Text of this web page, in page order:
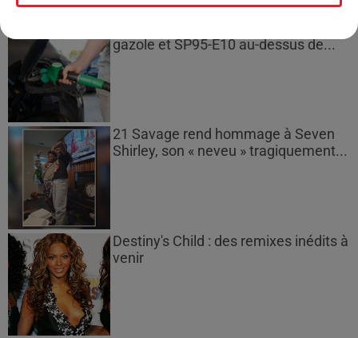
gazole et SP95-E10 au-dessus de...
21 Savage rend hommage à Seven
Shirley, son « neveu » tragiquement...
Destiny's Child : des remixes inédits à
venir